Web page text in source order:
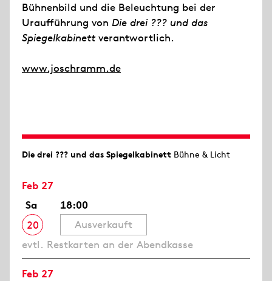
Bühnenbild und die Beleuchtung bei der
Uraufführung von Die drei ??? und das
Spiegelkabinettverantwortlich.
www.joschramm.de
Die drei ??? und das Spiegelkabinett Bühne & Licht
Feb 27
Sa
20
18:00
Ausverkauft
evtl. Restkarten an der Abendkasse
Feb 27